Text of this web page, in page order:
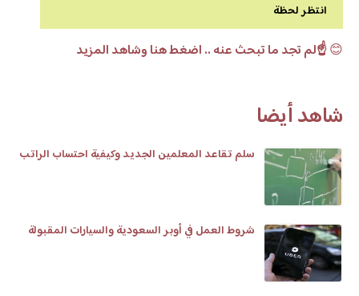
انتظر لحظة
😊☝️لم تجد ما تبحث عنه .. اضغط هنا وشاهد المزيد
شاهد أيضا
سلم تقاعد المعلمين الجديد وكيفية احتساب الراتب
شروط العمل في أوبر السعودية والسيارات المقبولة